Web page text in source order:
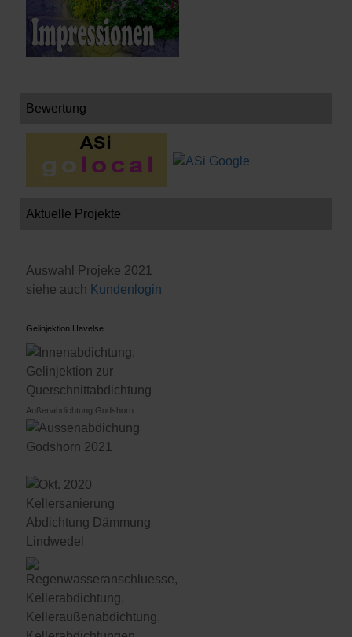
Bewertung
Aktuelle Projekte
Auswahl Projeke 2021
siehe auch Kundenlogin
Gelinjektion Havelse
Außenabdichtung Godshorn